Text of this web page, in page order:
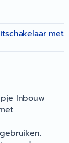
met
Inbouw